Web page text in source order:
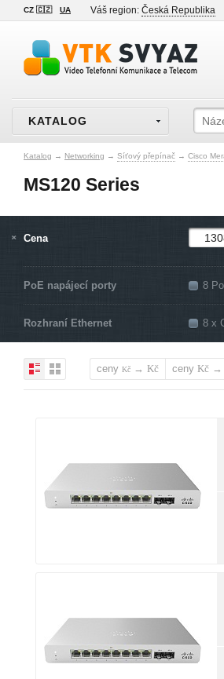
CZ 🇨🇿 UA Váš region: Česká Republika
KATALOG
Katalog → Networking → Síťový přepínač → Cisco
MS120 Series
Cena
PoE napájecí porty 8
Rozhraní Ethernet 8 x
ceny Kč → Kč ceny Kč →